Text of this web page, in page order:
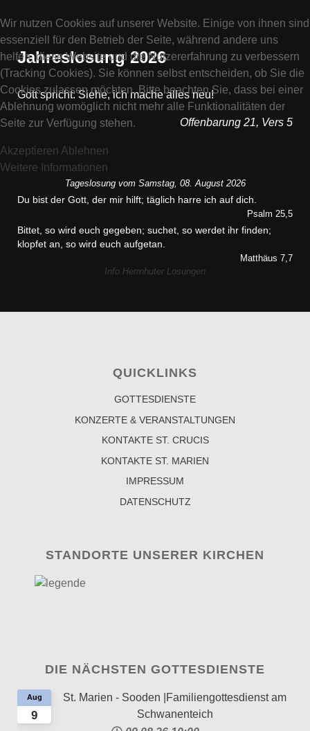
Jahreslosung 2026
Gott spricht: Siehe, ich mache alles neu!
Offenbarung 21, Vers 5
Tageslosung vom Samstag, 08. August 2026
Du bist der Gott, der mir hilft; täglich harre ich auf dich.
Psalm 25,5
Bittet, so wird euch gegeben; suchet, so werdet ihr finden;
klopfet an, so wird euch aufgetan.
Matthäus 7,7
Info Herrnhuter Losungen
QUICKLINKS
GOTTESDIENSTE
KONZERTE & VERANSTALTUNGEN
KONTAKTE ST. CRUCIS
KONTAKTE ST. MARIEN
IMPRESSUM
DATENSCHUTZ
STANDORTE UNSERER KIRCHEN
DIE NÄCHSTEN GOTTESDIENSTE
9
Aug
St. Marien - Sooden |Familiengottesdienst am
Schwanenteich
Wir nutzen Cookies auf unserer Website. Einige von ihnen sind
essenziell für den Betrieb der Seite, während andere uns
helfen, diese Website und die Nutzererfahrung zu verbessern
(Tracking Cookies). Sie können selbst entscheiden, ob Sie die
Cookies zulassen möchten. Bitte beachten Sie, dass bei einer
Ablehnung womöglich nicht mehr alle Funktionalitäten der
Seite zur Verfügung stehen.
Akzeptieren Ablehnen
Weitere Informationen